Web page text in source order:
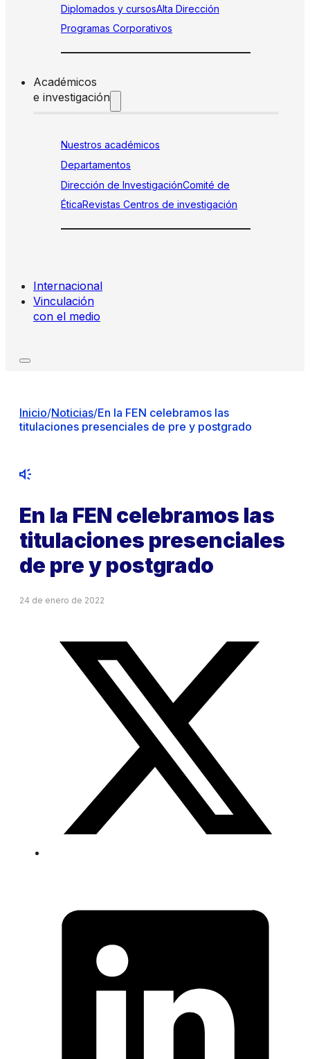
Diplomados y cursosAlta Dirección
Programas Corporativos
Académicos
e investigación
Nuestros académicos
Departamentos
Dirección de InvestigaciónComité de
ÉticaRevistas Centros de investigación
Internacional
Vinculación
con el medio
Inicio/Noticias/En la FEN celebramos las
titulaciones presenciales de pre y postgrado
En la FEN celebramos las
titulaciones presenciales
de pre y postgrado
24 de enero de 2022